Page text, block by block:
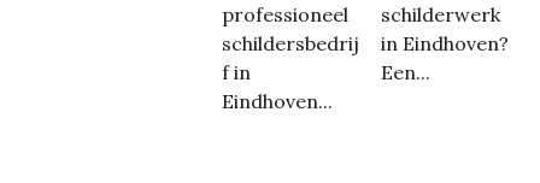
professioneel
schildersbedrij
f in
Eindhoven...
schilderwerk
in Eindhoven?
Een...